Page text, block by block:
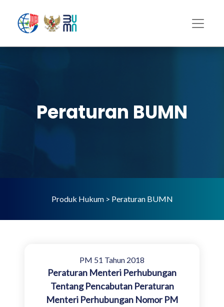
Peraturan BUMN
Produk Hukum > Peraturan BUMN
PM 51 Tahun 2018
Peraturan Menteri Perhubungan
Tentang Pencabutan Peraturan
Menteri Perhubungan Nomor PM